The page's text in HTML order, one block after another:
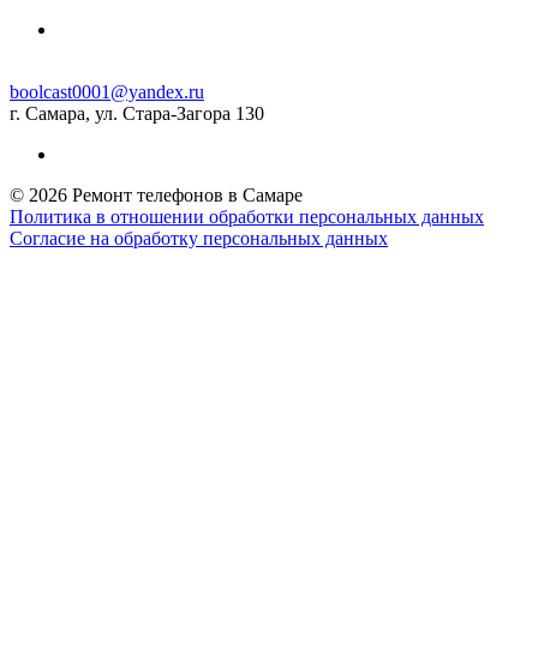
boolcast0001@yandex.ru
г. Самара, ул. Стара-Загора 130
© 2026 Ремонт телефонов в Самаре
Политика в отношении обработки персональных данных
Согласие на обработку персональных данных